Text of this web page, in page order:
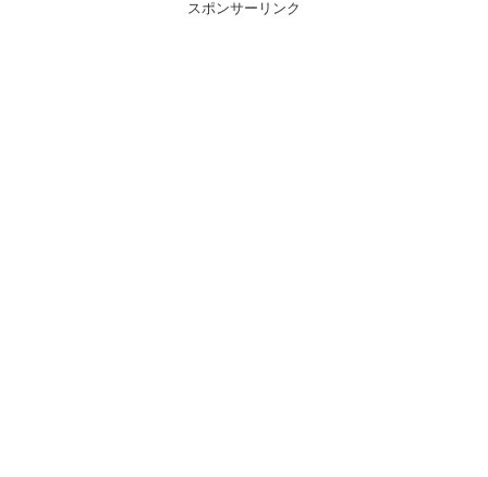
スポンサーリンク